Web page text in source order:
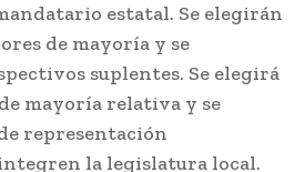
estatal. Se elegirán
de mayoría y se
suplentes. Se elegirá
mayoría relativa y se
representación
la legislatura local.